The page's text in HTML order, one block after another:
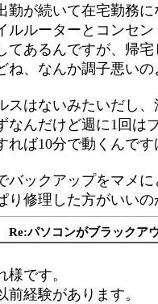
勤が続いて在宅勤務
ルルーターとコンセ
てあるんですが、帰
ね、なんか調子悪いの
スはないみたいだし
なんだけど週に1回は
れば10分で動くんです
バックアップをマメ
り修理した方がいい
パソコンがブラックア
様です。
前経験があります。